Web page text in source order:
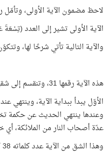
لاحظ مضمون الآية الأولى، وتأمّل
الآية الأولى تشير إلى العدد (تِسْعَةَ
والآية التالية تأتي شرحًا لها، وتتكوّن من 57 كلمة، وهذا
هذه الآية رقمها 31، وتنقسم إلى شقين رئيسين:
الأوّل يبدأ ببداية الآية، وينتهي
وعندها ينتهي الحديث عن حكمة
عدّة أصحاب النار من الملائكة، أي
وهذا الشق من الآية عدد كلماته 38 كلمة، أي 19 + 19